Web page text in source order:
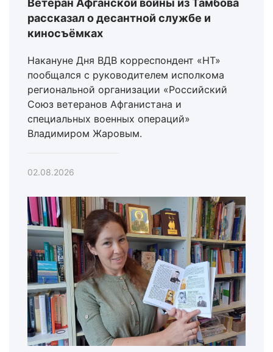
Ветеран Афганской войны из Тамбова
рассказал о десантной службе и
киносъёмках
Накануне Дня ВДВ корреспондент «НТ»
пообщался с руководителем исполкома
региональной организации «Российский
Союз ветеранов Афганистана и
специальных военных операций»
Владимиром Жаровым.
02.08.2026